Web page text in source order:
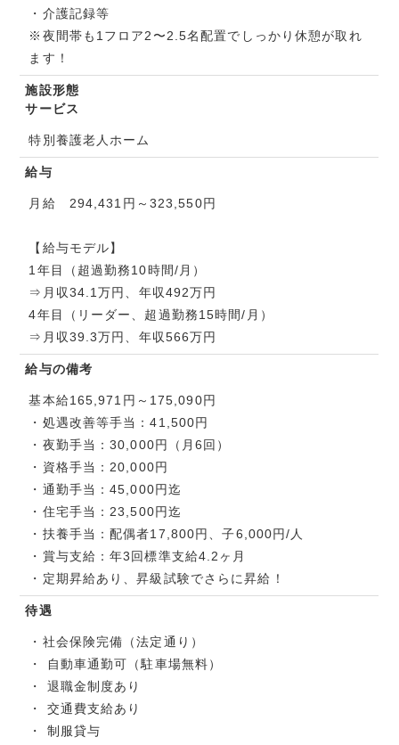
・介護記録等
※夜間帯も1フロア2〜2.5名配置でしっかり休憩が取れ
ます！
施設形態
サービス
特別養護老人ホーム
給与
月給 294,431円～323,550円
【給与モデル】
1年目（超過勤務10時間/月）
⇒月収34.1万円、年収492万円
4年目（リーダー、超過勤務15時間/月）
⇒月収39.3万円、年収566万円
給与の備考
基本給165,971円～175,090円
・処遇改善等手当：41,500円
・夜勤手当：30,000円（月6回）
・資格手当：20,000円
・通勤手当：45,000円迄
・住宅手当：23,500円迄
・扶養手当：配偶者17,800円、子6,000円/人
・賞与支給：年3回標準支給4.2ヶ月
・定期昇給あり、昇級試験でさらに昇給！
待遇
・社会保険完備（法定通り）
・ 自動車通勤可（駐車場無料）
・ 退職金制度あり
・ 交通費支給あり
・ 制服貸与